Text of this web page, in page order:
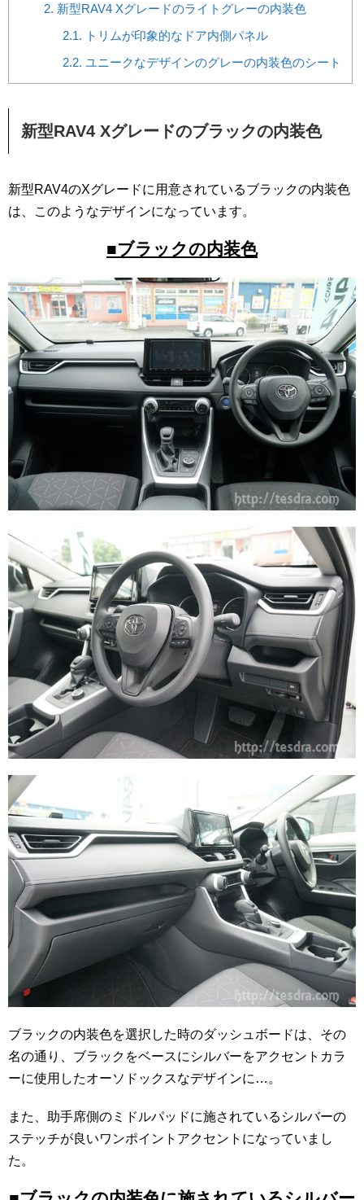
2. 新型RAV4 Xグレードのライトグレーの内装色
2.1. トリムが印象的なドア内側パネル
2.2. ユニークなデザインのグレーの内装色のシート
新型RAV4 Xグレードのブラックの内装色
新型RAV4のXグレードに用意されているブラックの内装色
は、このようなデザインになっています。
■ブラックの内装色
ブラックの内装色を選択した時のダッシュボードは、その
名の通り、ブラックをベースにシルバーをアクセントカラ
ーに使用したオーソドックスなデザインに…。
また、助手席側のミドルパッドに施されているシルバーの
ステッチが良いワンポイントアクセントになっていまし
た。